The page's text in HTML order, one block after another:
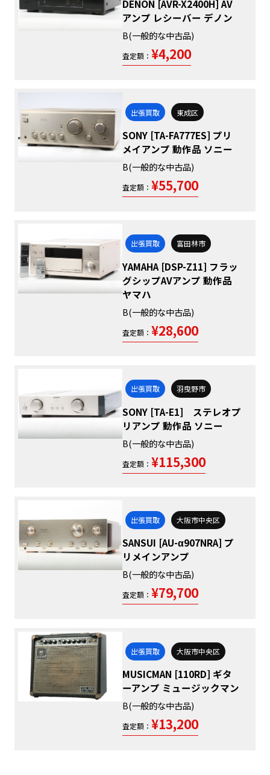
DENON [AVR-X2400H] AV
アンプ レシーバー デノン
B(一般的な中古品)
査定額： ¥4,200
出張買取 東成区
SONY [TA-FA777ES] プリ
メイアンプ 動作品 ソニー
B(一般的な中古品)
査定額： ¥55,700
出張買取 富田林市
YAMAHA [DSP-Z11] フラッ
グシップAVアンプ 動作品
ヤマハ
B(一般的な中古品)
査定額： ¥28,600
出張買取 羽曳野市
SONY [TA-E1] ステレオプ
リアンプ 動作品 ソニー
B(一般的な中古品)
査定額： ¥115,300
出張買取 大阪市中央区
SANSUI [AU-α907NRA] プ
リメインアンプ
B(一般的な中古品)
査定額： ¥79,700
出張買取 大阪市中央区
MUSICMAN [110RD] ギタ
ーアンプ ミュージックマン
B(一般的な中古品)
査定額： ¥13,200